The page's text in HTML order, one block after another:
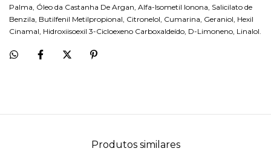
Palma, Óleo da Castanha De Argan, Alfa-Isometil Ionona, Salicilato de
Benzila, Butilfenil Metilpropional, Citronelol, Cumarina, Geraniol, Hexil
Cinamal, Hidroxiisoexil 3-Cicloexeno Carboxaldeído, D-Limoneno, Linalol.
Produtos similares